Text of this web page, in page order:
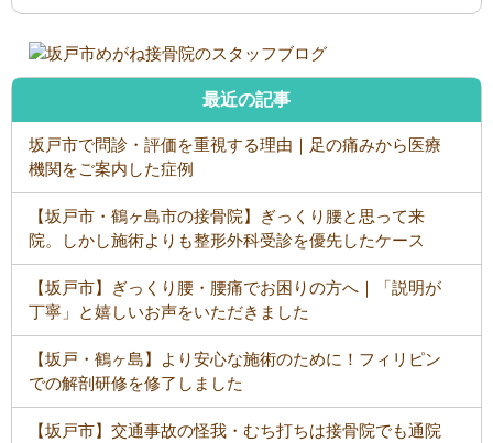
最近の記事
坂戸市で問診・評価を重視する理由｜足の痛みから医療
機関をご案内した症例
【坂戸市・鶴ヶ島市の接骨院】ぎっくり腰と思って来
院。しかし施術よりも整形外科受診を優先したケース
【坂戸市】ぎっくり腰・腰痛でお困りの方へ｜「説明が
丁寧」と嬉しいお声をいただきました
【坂戸・鶴ヶ島】より安心な施術のために！フィリピン
での解剖研修を修了しました
【坂戸市】交通事故の怪我・むち打ちは接骨院でも通院